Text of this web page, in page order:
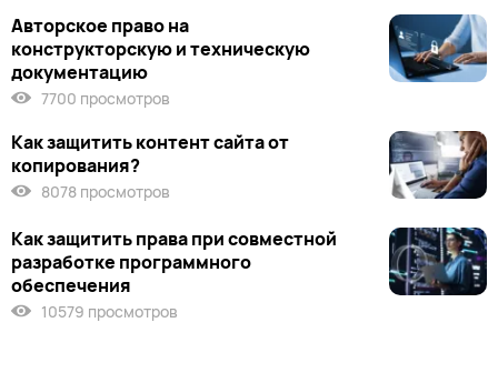
Авторское право на
конструкторскую и техническую
документацию
7700 просмотров
Как защитить контент сайта от
копирования?
8078 просмотров
Как защитить права при совместной
разработке программного
обеспечения
10579 просмотров